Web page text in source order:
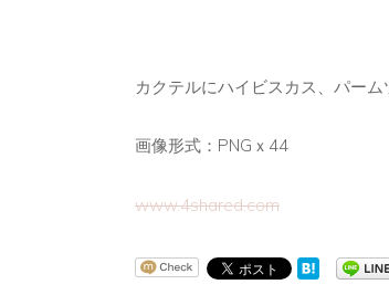
カクテルにハイビスカス、パー
画像形式：PNGｘ44
www.4shared.com